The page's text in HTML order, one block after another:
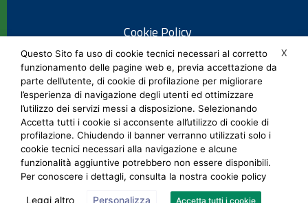
Cookie Policy
Informativa privacy
Note legali
Social Media Policy
X
Questo Sito fa uso di cookie tecnici necessari al corretto
funzionamento delle pagine web e, previa accettazione da
parte dell’utente, di cookie di profilazione per migliorare
l’esperienza di navigazione degli utenti ed ottimizzare
l’utilizzo dei servizi messi a disposizione. Selezionando
Accetta tutti i cookie si acconsente all’utilizzo di cookie di
profilazione. Chiudendo il banner verranno utilizzati solo i
cookie tecnici necessari alla navigazione e alcune
funzionalità aggiuntive potrebbero non essere disponibili.
Per conoscere i dettagli, consulta la nostra cookie policy
Leggi altro Personalizza Accetta tutti i cookie